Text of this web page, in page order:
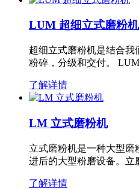
LUM 超细立式磨粉机
超细立式磨粉机是结合
粉碎，分级和交付。
了解详情
LM 立式磨粉机
立式磨粉机是一种大型
进后的大型粉磨设备。
了解详情